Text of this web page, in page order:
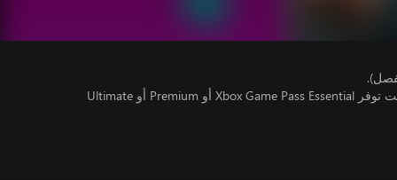
تتطلب اللعبة متعددة اللاعبين عبر الإنترنت توفر Xbox Game Pass Essential أو Premium أو Ultimate